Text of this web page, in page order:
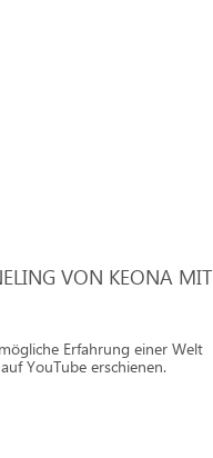
VON KEONA MIT
Erfahrung einer Welt
YouTube erschienen.